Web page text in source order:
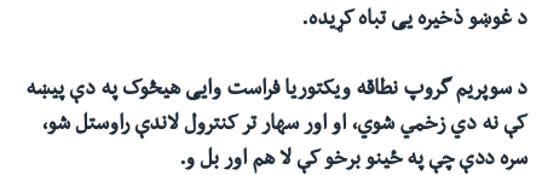
د غوښو ذخیره یی تباه کړیده.
د سوپریم گروپ نطاقه ویکتوریا فراست وایی هیڅوک په دې پیښه
کې نه دي زخمي شوي، او اور سهار تر کنترول لاندې راوستل شو،
سره ددې چې په ځینو برخو کې لا هم اور بل و.